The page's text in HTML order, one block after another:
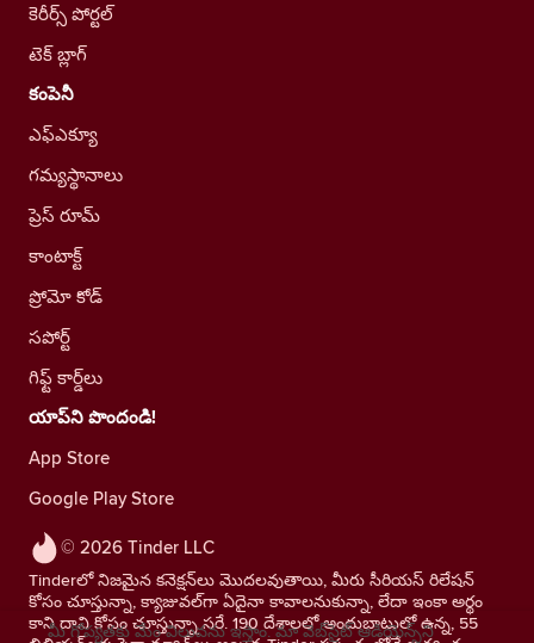
© 2026 Tinder LLC
Tinderలో నిజమైన కనెక్షన్‌లు మొదలవుతాయి, మీరు సీరియస్ రిలేషన్
కోసం చూస్తున్నా, క్యాజువల్‌గా ఏదైనా కావాలనుకున్నా, లేదా ఇంకా అర్థం
కాని దాని కోసం చూస్తున్నా సరే. 190 దేశాలలో అందుబాటులో ఉన్న, 55
కెరీర్స్ పోర్టల్
టెక్ బ్లాగ్
కంపెనీ
ఎఫ్ఎక్యూ
గమ్యస్థానాలు
ప్రెస్ రూమ్
కాంటాక్ట్
ప్రోమో కోడ్
సపోర్ట్
గిఫ్ట్ కార్డ్‌లు
యాప్‌ని పొందండి!
App Store
Google Play Store
మీ గోప్యతకు మేం విలువను ఇస్తాం. మా వెబ్‌సైట్ ఆడియెన్స్‌ని